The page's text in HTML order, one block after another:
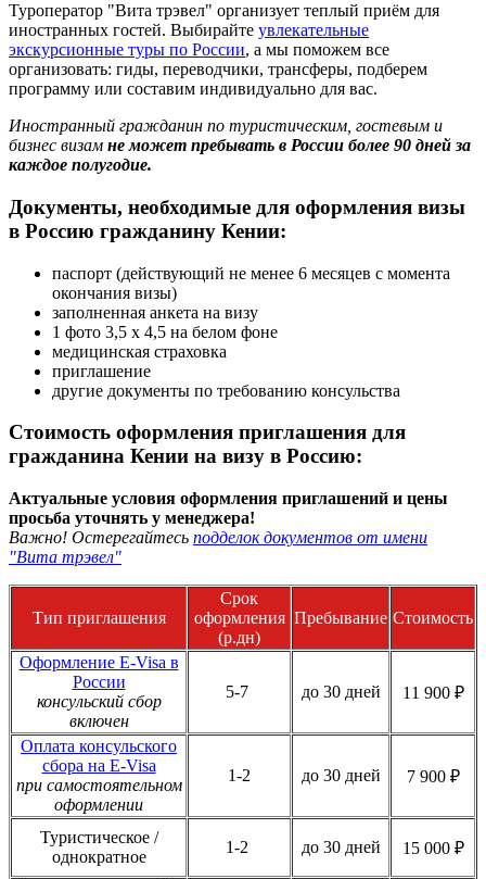
Туроператор "Вита трэвел" организует теплый приём для
иностранных гостей. Выбирайте увлекательные
экскурсионные туры по России, а мы поможем все
организовать: гиды, переводчики, трансферы, подберем
программу или составим индивидуально для вас.
Иностранный гражданин по туристическим, гостевым и
бизнес визам не может пребывать в России более 90 дней за
каждое полугодие.
Документы, необходимые для оформления визы
в Россию гражданину Кении:
паспорт (действующий не менее 6 месяцев с момента
окончания визы)
заполненная анкета на визу
1 фото 3,5 х 4,5 на белом фоне
медицинская страховка
приглашение
другие документы по требованию консульства
Стоимость оформления приглашения для
гражданина Кении на визу в Россию:
Актуальные условия оформления приглашений и цены
просьба уточнять у менеджера!
Важно! Остерегайтесь подделок документов от имени
"Вита трэвел"
Тип приглашения
Срок
оформления
(р.дн)
Пребывание Стоимость
Оформление E-Visa в
России
консульский сбор
включен
5-7 до 30 дней 11 900 ₽
Оплата консульского
сбора на E-Visa
при самостоятельном
оформлении
1-2 до 30 дней 7 900 ₽
Туристическое /
однократное
1-2 до 30 дней 15 000 ₽